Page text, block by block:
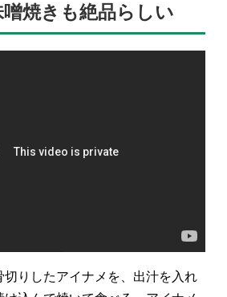
焼きも絶品らしい
切りしたアイナメを、出汁を入れ